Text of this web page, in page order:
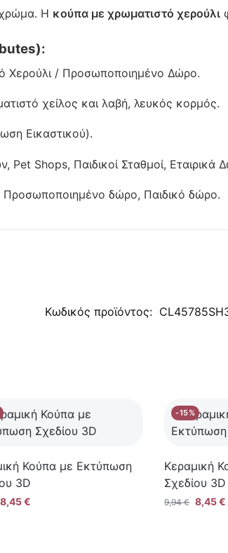
χρώμα. Η κούπα με χρωματιστό χερούλι
Χερούλι / Προσωποποιημένο Δώρο.
χείλος και λαβή, λευκός κορμός.
Εικαστικού).
Pet Shops, Παιδικοί Σταθμοί, Εταιρικά
Προσωποποιημένο δώρο, Παιδικό δώρο.
Κωδικός προϊόντος:
Κούπα με Εκτύπωση
3D
8,45€
-15%
Κεραμική
Σχεδίου 3D
9,94€ 8,45€